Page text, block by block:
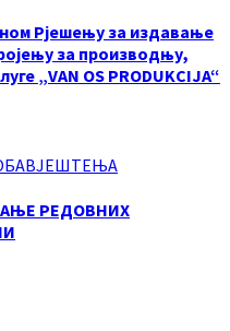
Рјешењу за издавање
за производњу,
„VAN OS PRODUKCIJA“
РЕДОВНИХ